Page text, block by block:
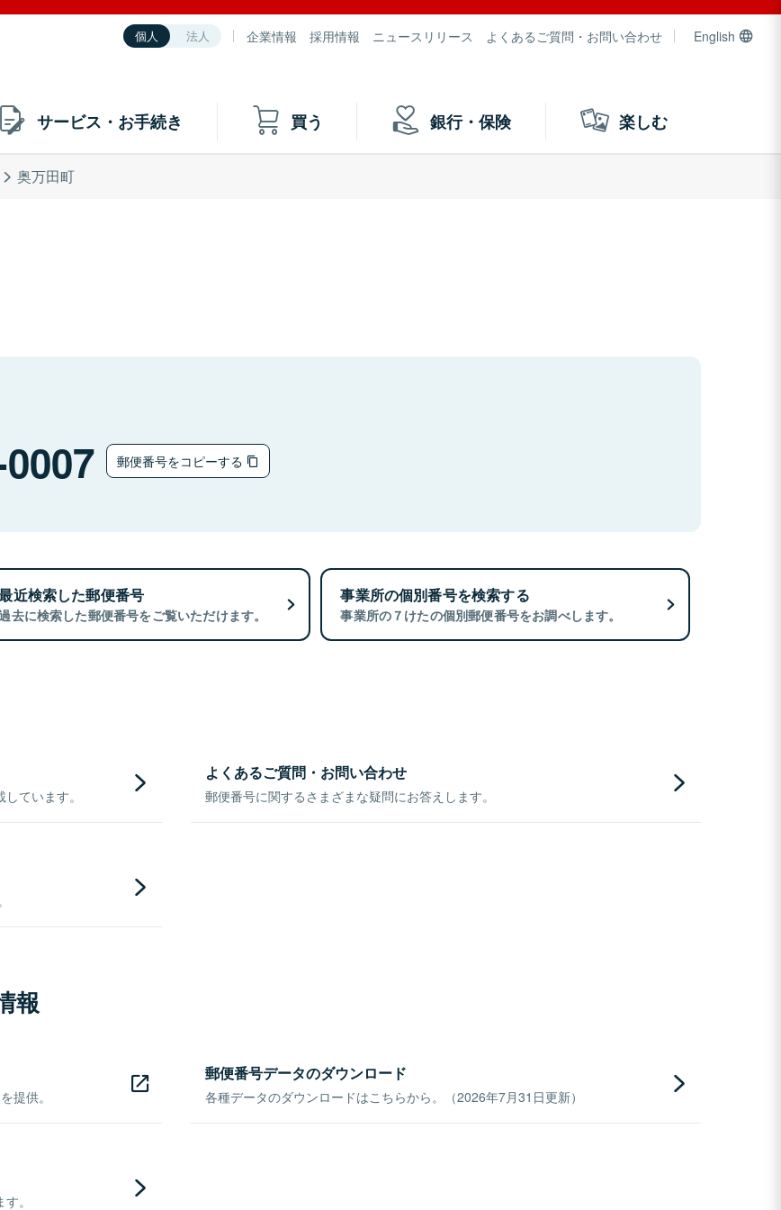
個人 法人 企業情報 採用情報 ニュースリリース よくあるご質問・お問い合わせ English
サービス・お手続き 買う 銀行・保険 楽しむ
奥万田町
郵便番号をコピーする
近検索した郵便番号
去に検索した郵便番号をご覧いただけます。
事業所の個別番号を検索する
事業所の７けたの個別郵便番号をお調べします。
ています。
よくあるご質問・お問い合わせ
郵便番号に関するさまざまな疑問にお答えします。
報
提供。
郵便番号データのダウンロード
各種データのダウンロードはこちらから。（2026年7月31日更新）
。